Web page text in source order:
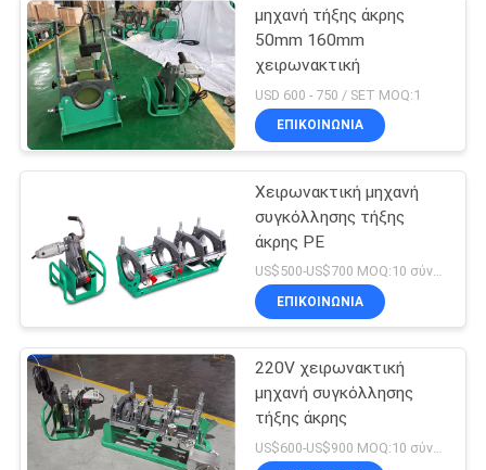
μηχανή τήξης άκρης
50mm 160mm
χειρωνακτική
USD 600 - 750 / SET MOQ:1
ΕΠΙΚΟΙΝΩΝΙΑ
Χειρωνακτική μηχανή
συγκόλλησης τήξης
άκρης PE
US$500-US$700 MOQ:10 σύνολα
ΕΠΙΚΟΙΝΩΝΙΑ
220V χειρωνακτική
μηχανή συγκόλλησης
τήξης άκρης
US$600-US$900 MOQ:10 σύνολα